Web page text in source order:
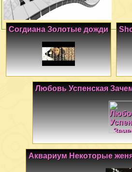
Согдиана Золотые дожди
Любовь Успенская
Аквариум Некоторые